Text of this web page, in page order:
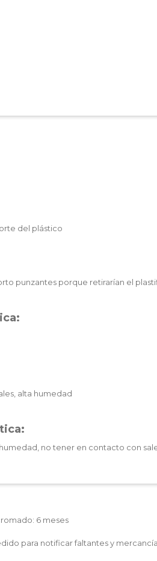
del plástico
punzantes porque retirarían el
alta humedad
no tener en contacto con
6 meses
para notificar faltantes y